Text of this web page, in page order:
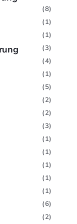
(8)
(1)
(1)
(3)
(4)
(1)
(5)
(2)
(2)
(3)
(1)
(1)
(1)
(1)
(1)
(6)
(2)